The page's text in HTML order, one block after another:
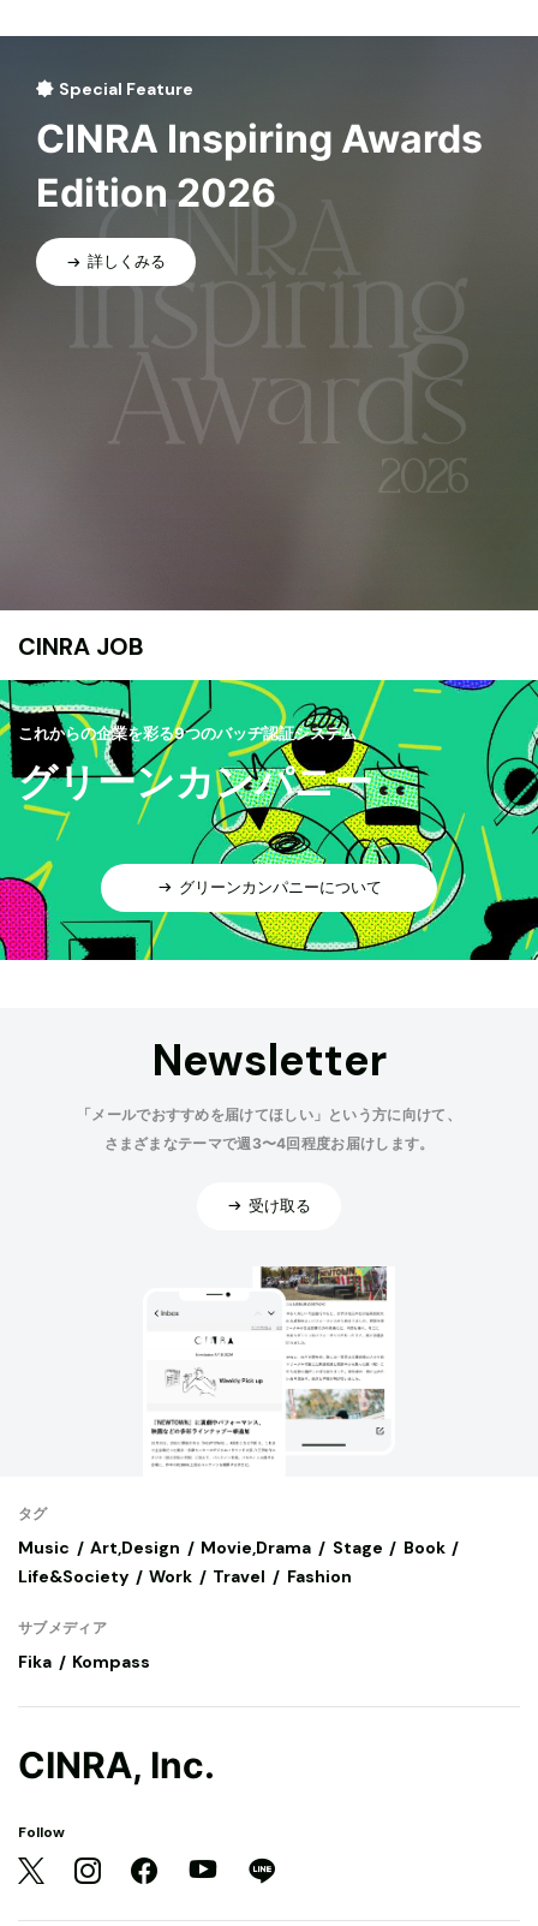
Special Feature
CINRA Inspiring Awards
Edition 2026
詳しくみる
CINRA JOB
これからの企業を彩る9つのバッヂ認証システム
グリーンカンパニー
グリーンカンパニーについて
Newsletter
「メールでおすすめを届けてほしい」という方に向けて、
さまざまなテーマで週3〜4回程度お届けします。
受け取る
タグ
Music Art,Design Movie,Drama Stage
Book
Life&Society
Work Travel Fashion
サブメディア
Fika Kompass
CINRA, Inc.
Follow